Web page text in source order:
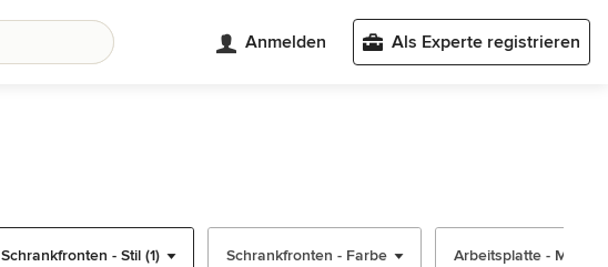
Anmelden Als Experte registrieren
Schrankfronten - Stil (1) Schrankfronten - Farbe Arbeitsplatte -